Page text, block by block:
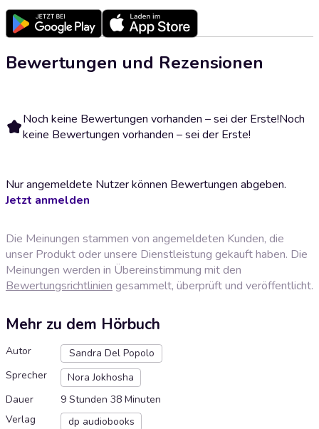
Bewertungen und Rezensionen
Noch keine Bewertungen vorhanden – sei der Erste!Noch
keine Bewertungen vorhanden – sei der Erste!
Nur angemeldete Nutzer können Bewertungen abgeben.
Jetzt anmelden
Die Meinungen stammen von angemeldeten Kunden, die
unser Produkt oder unsere Dienstleistung gekauft haben. Die
Meinungen werden in Übereinstimmung mit den
Bewertungsrichtlinien gesammelt, überprüft und veröffentlicht.
Mehr zu dem Hörbuch
Autor
Sandra Del Popolo
Sprecher
Nora Jokhosha
Dauer
9 Stunden 38 Minuten
Verlag
dp audiobooks